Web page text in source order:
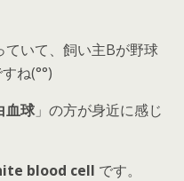
ていて、飼い主Bが野球
ね(°°)
血球 」の方が身近に感じ
blood cell です。